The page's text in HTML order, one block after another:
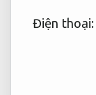
Điện thoại: